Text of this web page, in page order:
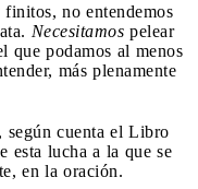
no entendemos
Necesitamos pelear
que podamos al menos
más plenamente
según cuenta el Libro
esta lucha a la que se
en la oración.